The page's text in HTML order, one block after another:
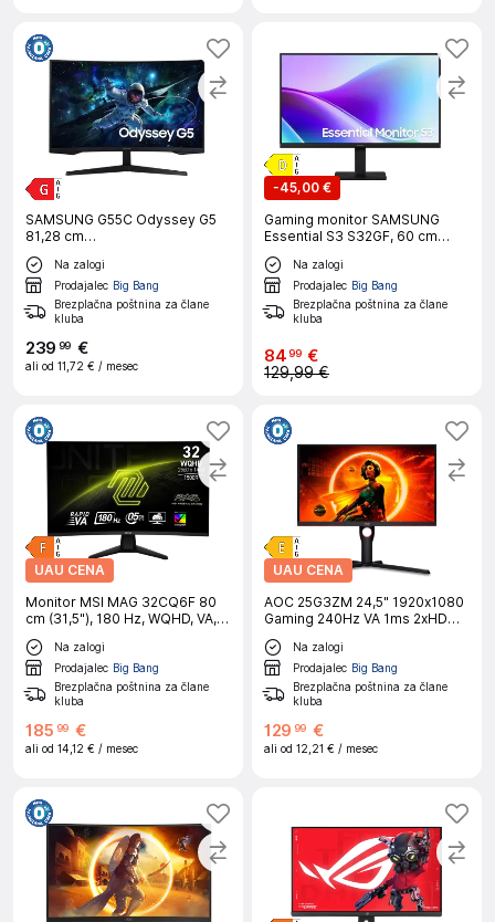
SAMSUNG G55C Odyssey G5
81,28 cm
32"/VA/16:9/2560x1440/HDMI/DP
računalniški monitor
Na zalogi
Prodajalec Big Bang
Brezplačna poštnina za člane
kluba
239 99 €
ali od 11,72 € / mesec
-45,00 €
Gaming monitor SAMSUNG
Essential S3 S32GF, 60 cm
(24"), IPS, FHD, 5 ms, 120 Mhz, 2
X HDMINa zalogi
Prodajalec Big Bang
Brezplačna poštnina za člane
kluba
8499 €
129,99 €
UAU CENA
Monitor MSI MAG 32CQ6F 80
cm (31,5"), 180 Hz, WQHD, VA, 1
ms
Na zalogi
Prodajalec Big Bang
Brezplačna poštnina za člane
kluba
185 99 €
ali od 14,12 € / mesec
UAU CENA
AOC 25G3ZM 24,5" 1920x1080
Gaming 240Hz VA 1ms 2xHDMI
DisplayPort Pivot sRGB100%
FreeSync Premium gaming
monitor
Na zalogi
Prodajalec Big Bang
Brezplačna poštnina za člane
kluba
129 99 €
ali od 12,21 € / mesec